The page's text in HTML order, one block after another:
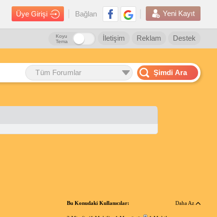
Üye Girişi Bağlan Yeni Kayıt
Destek
Reklam
İletişim
Koyu
Tema
Tüm Forumlar Şimdi Ara
Bu Konudaki Kullanıcılar: Daha Az